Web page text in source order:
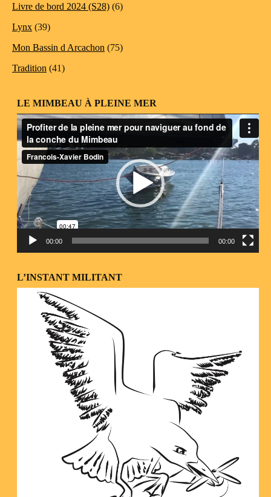
Livre de bord 2024 (S28) (6)
Lynx (39)
Mon Bassin d Arcachon (75)
Tradition (41)
LE MIMBEAU À PLEINE MER
Lecteur
vidéo
00:00 00:00
L’INSTANT MILITANT